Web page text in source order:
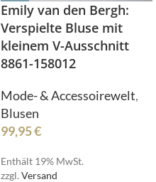
Emily van den Bergh:
Verspielte Bluse mit
kleinem V-Ausschnitt
8861-158012
Mode- & Accessoirewelt,
Blusen
99,95€
Enthält 19% MwSt.
zzgl. Versand